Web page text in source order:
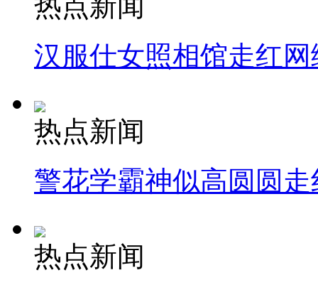
汉服仕女照相馆走红网
热点新闻
警花学霸神似高圆圆走
热点新闻